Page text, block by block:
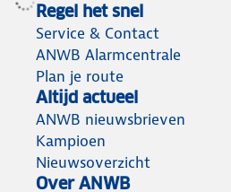
Regel het snel
Service & Contact
ANWB Alarmcentrale
Plan je route
Altijd actueel
ANWB nieuwsbrieven
Kampioen
Nieuwsoverzicht
Over ANWB